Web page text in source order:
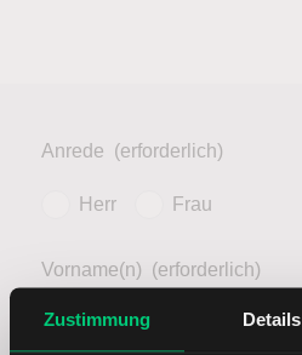
Zustimmung Details
Anrede (erforderlich)
Herr Frau
Vorname(n) (erforderlich)